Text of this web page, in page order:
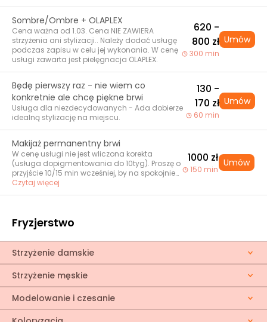
Sombre/Ombre + OLAPLEX
Cena ważna od 1.03. Cena NIE ZAWIERA
strzyżenia ani stylizacji.. Należy dodać usługę
podczas zapisu w celu jej wykonania. W cenę
usługi zawarta jest pielęgnacja OLAPLEX.
620 -
800 zł
300 min
Umów
Będę pierwszy raz - nie wiem co
konkretnie ale chcę piękne brwi
Usługa dla niezdecydowanych - Ada dobierze
idealną stylizację na miejscu.
130 -
170 zł
60 min
Umów
Makijaż permanentny brwi
W cenę usługi nie jest wliczona korekta
(usługa dopigmentowania do 10tyg). Proszę o
przyjście 10/15 min wcześniej, by na spokojnie
wypełnić kartę zabiegową. Kolor, kształt oraz
wymaga wpłaty bezzwrotnego zadatku
potwierdzającego zapis. Proszę w tym celu o
kontakt z Adą 577 457 550. Pamiętaj, że zabieg
makijażu permanentnego jest zabiegiem z
przerwaniem ciągłości naskórka. Upewnij się
do wykonania go. PRZECIWWSKAZANIA
BEZWGLĘDNE: - ciąża - alergia na barwniki
fryzjerskie - łuszczyca i bielactwo w fazie
aktywnej - nieustabilizowana cukrzyca -
hemofilia - HIV - żółtaczka typu C - opryszczka
Czytaj więcej
1000 zł
150 min
Umów
Fryzjerstwo
Strzyżenie damskie
Strzyżenie męskie
Modelowanie i czesanie